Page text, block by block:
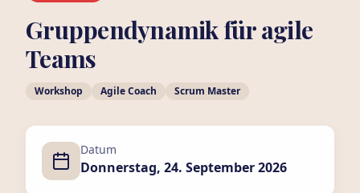
Gruppendynamik für agile
Teams
Workshop Agile Coach Scrum Master
Datum
Donnerstag, 24. September 2026